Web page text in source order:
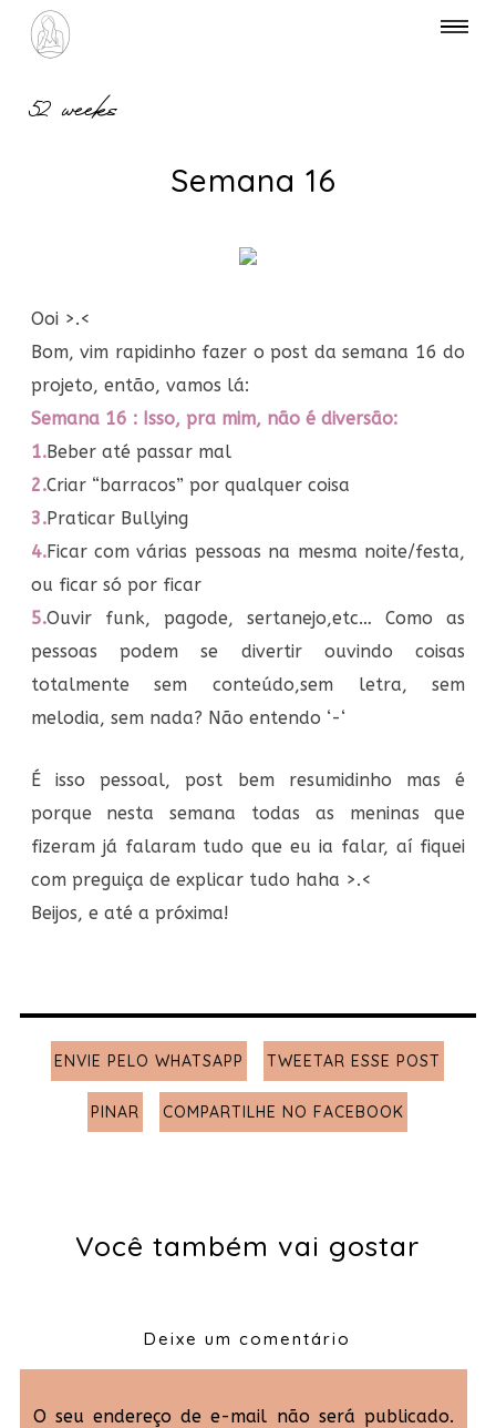
52 weeks
Semana 16
Ooi >.<
Bom, vim rapidinho fazer o post da semana 16 do
projeto, então, vamos lá:
Semana 16 : Isso, pra mim, não é diversão:
1.Beber até passar mal
2.Criar “barracos” por qualquer coisa
3.Praticar Bullying
4.Ficar com várias pessoas na mesma noite/festa,
ou ficar só por ficar
5.Ouvir funk, pagode, sertanejo,etc… Como as
pessoas podem se divertir ouvindo coisas
totalmente sem conteúdo,sem letra, sem
melodia, sem nada? Não entendo ‘-‘
É isso pessoal, post bem resumidinho mas é
porque nesta semana todas as meninas que
fizeram já falaram tudo que eu ia falar, aí fiquei
com preguiça de explicar tudo haha >.<
Beijos, e até a próxima!
ENVIE PELO WHATSAPP TWEETAR ESSE POST
PINAR COMPARTILHE NO FACEBOOK
Você também vai gostar
Deixe um comentário
O seu endereço de e-mail não será publicado.